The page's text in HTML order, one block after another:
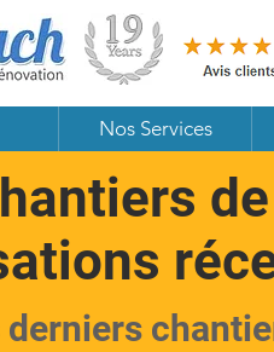
Nos Services